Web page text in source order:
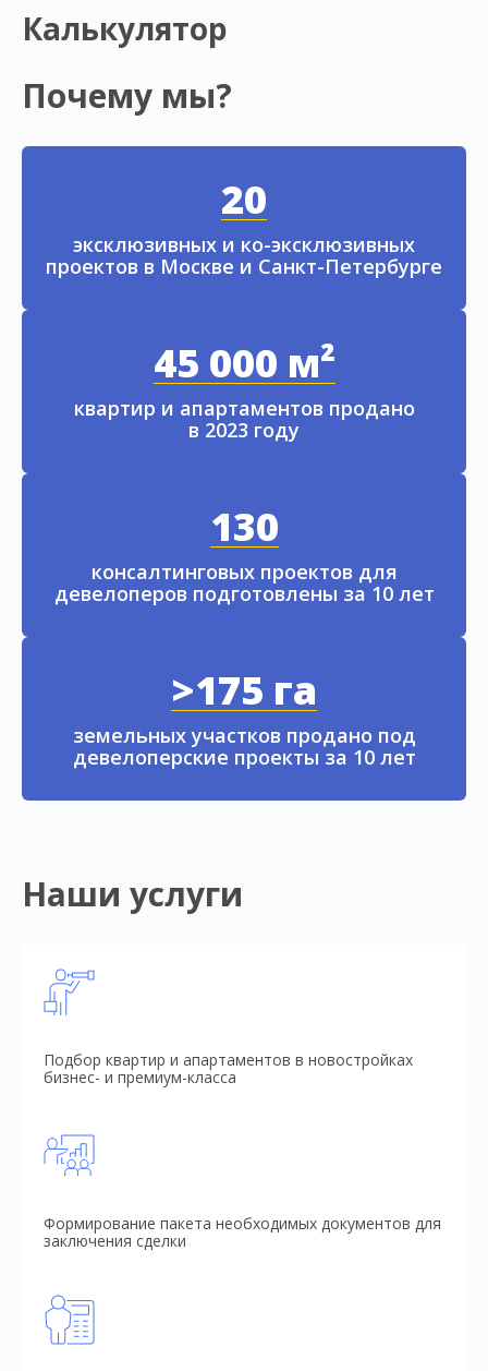
Калькулятор
Почему мы?
20
эксклюзивных и ко-эксклюзивных
проектов в Москве и Санкт-Петербурге
45 000 м²
квартир и апартаментов продано
в 2023 году
130
консалтинговых проектов для
девелоперов подготовлены за 10 лет
>175 га
земельных участков продано под
девелоперские проекты за 10 лет
Наши услуги
Подбор квартир и апартаментов в новостройках
бизнес- и премиум-класса
Формирование пакета необходимых документов для
заключения сделки